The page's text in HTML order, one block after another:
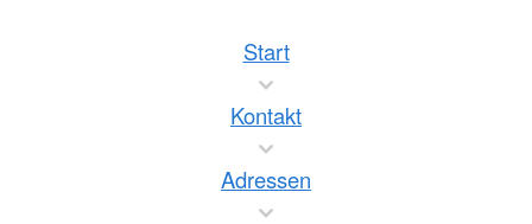
Start
Kontakt
Adressen